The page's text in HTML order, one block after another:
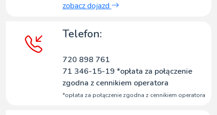
zobacz dojazd
Telefon:
720 898 761
71 346-15-19 *opłata za połączenie
zgodna z cennikiem operatora
*opłata za połączenie zgodna z cennikiem operatora